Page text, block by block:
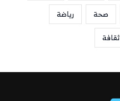
صحة
رياضة
ثقافة